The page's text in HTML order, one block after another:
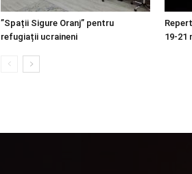
”Spații Sigure Oranj” pentru
refugiații ucraineni
19-21